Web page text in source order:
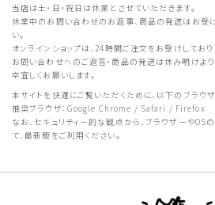
当店は土・日・祝日は休業とさせていただきます。
休業中のお問い合わせのお返事、商品の発送はお受
い。
オンラインショップは、24時間ご注文をお受けしており
お問い合わせへのご返答・商品の発送は休み明けよ
卒宜しくお願いします。
本サイトを快適にご覧いただくために、以下のブラウ
推奨ブラウザ：Google Chrome / Safari / Firefox
なお、セキュリティー的な観点から、ブラウザーやOS
て、最新版をご利用ください。